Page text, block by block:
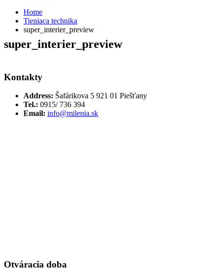
Home
Tieniaca technika
super_interier_preview
super_interier_preview
Kontakty
Address: Šafárikova 5 921 01 Piešťany
Tel.: 0915/ 736 394
Email: info@milenia.sk
Otváracia doba